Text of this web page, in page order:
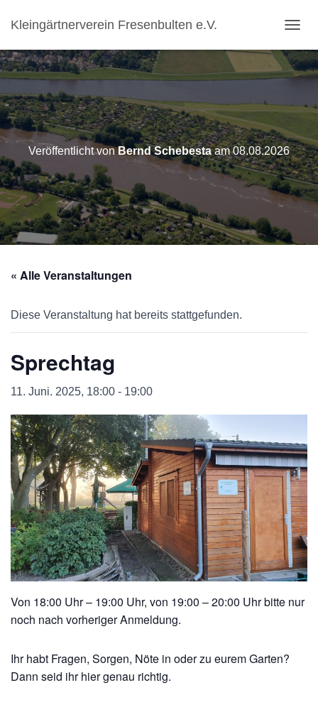
Kleingärtnerverein Fresenbulten e.V.
A
V
I
A
O
N
U
M
S
A
Veröffentlicht vonBernd Schebestaam08.08.2026
« Alle Veranstaltungen
Diese Veranstaltung hat bereits stattgefunden.
Sprechtag
11. Juni. 2025, 18:00 - 19:00
Von 18:00 Uhr – 19:00 Uhr, von 19:00 – 20:00 Uhr bitte nur
noch nach vorheriger Anmeldung.
Ihr habt Fragen, Sorgen, Nöte in oder zu eurem Garten?
Dann seid ihr hier genau richtig.